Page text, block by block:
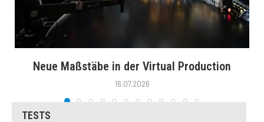
Neue Maßstäbe in der Virtual Production
16.07.2026
TESTS